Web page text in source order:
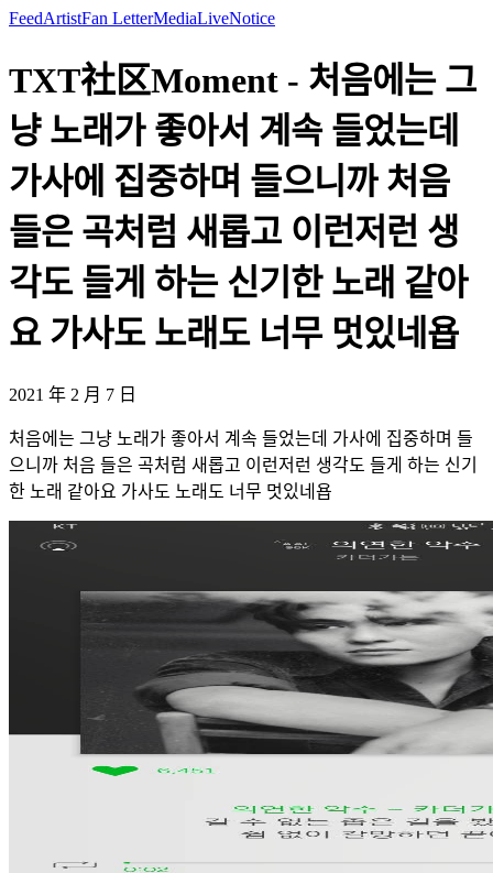
FeedArtistFan LetterMediaLiveNotice
TXT社区Moment - 처음에는 그
냥 노래가 좋아서 계속 들었는데
가사에 집중하며 들으니까 처음
들은 곡처럼 새롭고 이런저런 생
각도 들게 하는 신기한 노래 같아
요 가사도 노래도 너무 멋있네욥
2021 年 2 月 7 日
처음에는 그냥 노래가 좋아서 계속 들었는데 가사에 집중하며 들
으니까 처음 들은 곡처럼 새롭고 이런저런 생각도 들게 하는 신기
한 노래 같아요 가사도 노래도 너무 멋있네욥